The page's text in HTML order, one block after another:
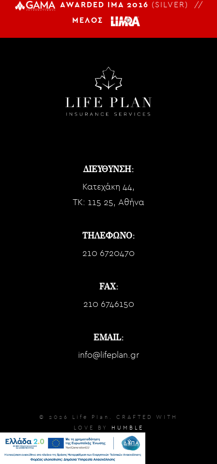
AWARDED IMA 2016 (SILVER) //
ΜΕΛΟΣ
ΔΙΕΥΘΥΝΣΗ:
Κατεχάκη 44,
TK: 115 25, Αθήνα
ΤΗΛΕΦΩΝΟ:
210 6720470
FAX:
210 6746150
EMAIL:
info@lifeplan.gr
© 2026 Life Plan. CRAFTED WITH
LOVE BY
HUMBLE